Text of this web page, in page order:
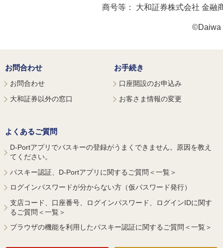
商号等： 大和証券株式会社 金融
©Daiwa
お問合わせ
お問合わせ
大和証券以外の窓口
お手続き
口座開設のお申込み
お客さま情報の変更
よくあるご質問
D-Portアプリでパスキーの登録がうまくできません。原因を教え
てください。
パスキー認証、D-Portアプリに関するご質問＜一覧＞
ログインパスワードが分からない方（仮パスワード発行）
支店コード、口座番号、ログインパスワード、ログインIDに関す
るご質問＜一覧＞
ブラウザの機能を利用したパスキー認証に関するご質問＜一覧＞